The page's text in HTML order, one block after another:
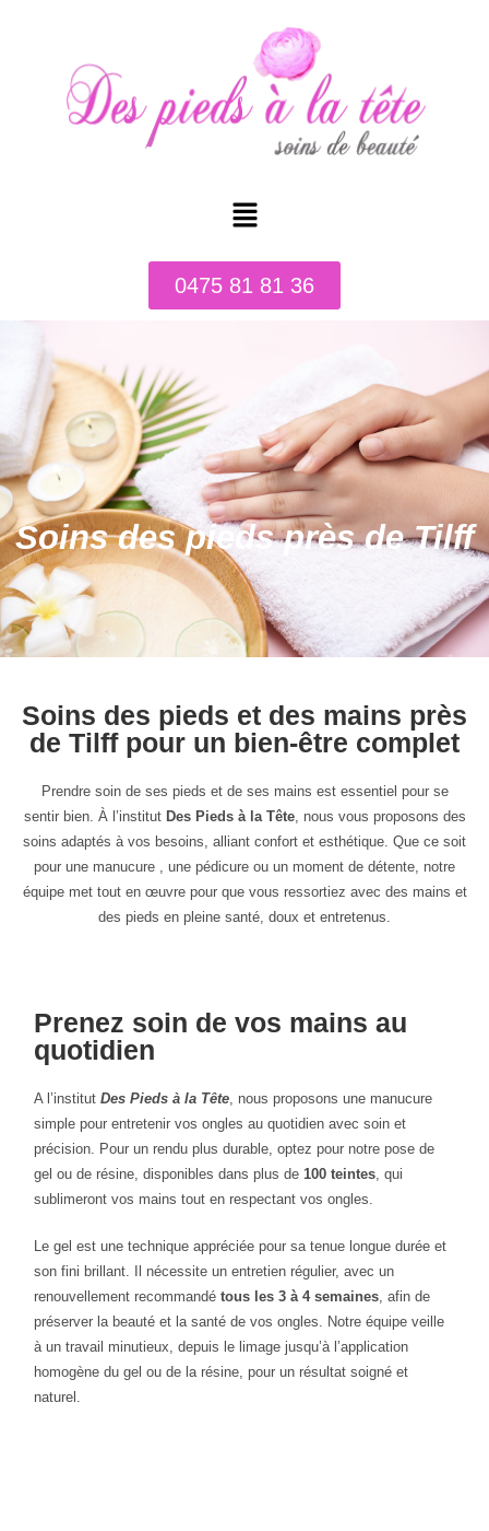
0475 81 81 36
Soins des pieds près de Tilff
Soins des pieds et des mains près
de Tilff pour un bien-être complet
Prendre soin de ses pieds et de ses mains est essentiel pour se
sentir bien. À l’institut Des Pieds à la Tête, nous vous proposons des
soins adaptés à vos besoins, alliant confort et esthétique. Que ce soit
pour une manucure , une pédicure ou un moment de détente, notre
équipe met tout en œuvre pour que vous ressortiez avec des mains et
des pieds en pleine santé, doux et entretenus.
Prenez soin de vos mains au
quotidien
A l’institutDes Pieds à la Tête , nous proposons une manucure
simple pour entretenir vos ongles au quotidien avec soin et
précision. Pour un rendu plus durable, optez pour notre pose de
gel ou de résine, disponibles dans plus de 100 teintes , qui
sublimeront vos mains tout en respectant vos ongles.
Le gel est une technique appréciée pour sa tenue longue durée et
son fini brillant. Il nécessite un entretien régulier, avec un
renouvellement recommandétous les 3 à 4 semaines , afin de
préserver la beauté et la santé de vos ongles. Notre équipe veille
à un travail minutieux, depuis le limage jusqu’à l’application
homogène du gel ou de la résine, pour un résultat soigné et
naturel.